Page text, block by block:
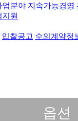
업분야 지속가능경영
지원
입찰공고 수의계약정
옵션